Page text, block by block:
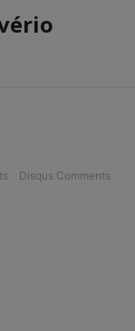
Disqus Comments